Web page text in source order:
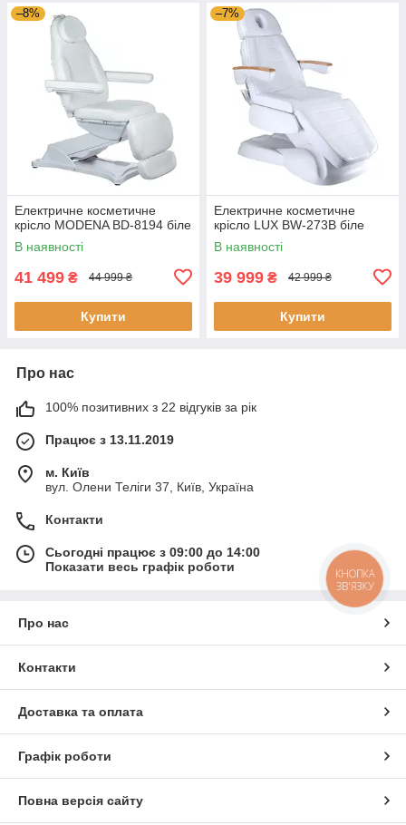
–8%
Електричне косметичне
крісло MODENA BD-8194 біле
В наявності
41 499 ₴ 44 999 ₴
Купити
–7%
Електричне косметичне
крісло LUX BW-273B біле
В наявності
39 999 ₴ 42 999 ₴
Купити
Про нас
100% позитивних з 22 відгуків за рік
Працює з 13.11.2019
м. Київ
вул. Олени Теліги 37, Київ, Україна
Контакти
Сьогодні працює з 09:00 до 14:00
Показати весь графік роботи
Про нас
Контакти
Доставка та оплата
Графік роботи
Повна версія сайту
КНОПКА
ЗВ'ЯЗКУ